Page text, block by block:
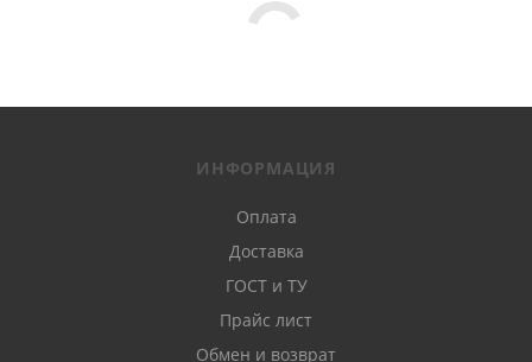
ИНФОРМАЦИЯ
Оплата
Доставка
ГОСТ и ТУ
Прайс лист
Обмен и возврат